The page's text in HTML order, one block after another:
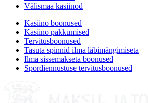
Välismaa kasiinod
Kasiino boonused
Kasiino pakkumised
Tervitusboonused
Tasuta spinnid ilma läbimängimiseta
Ilma sissemakseta boonused
Spordiennustuse tervitusboonused